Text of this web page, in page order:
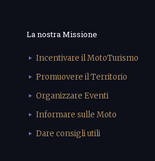
La nostra Missione
Incentivare il MotoTurismo
Promuovere il Territorio
Organizzare Eventi
Informare sulle Moto
Dare consigli utili